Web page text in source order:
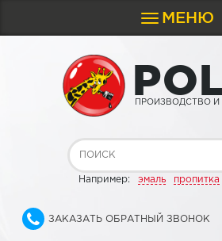
Toggle
navigation
МЕНЮ
PO
ПРОИЗВОДСТВО
Например: эмаль пропитка
ЗАКАЗАТЬ ОБРАТНЫЙ ЗВОНОК